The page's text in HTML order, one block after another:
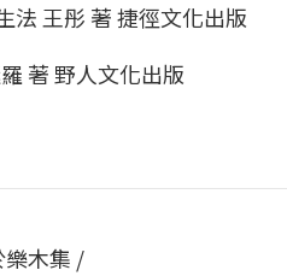
法 王彤 著 捷徑文化出版
著 野人文化出版
樂木集 /